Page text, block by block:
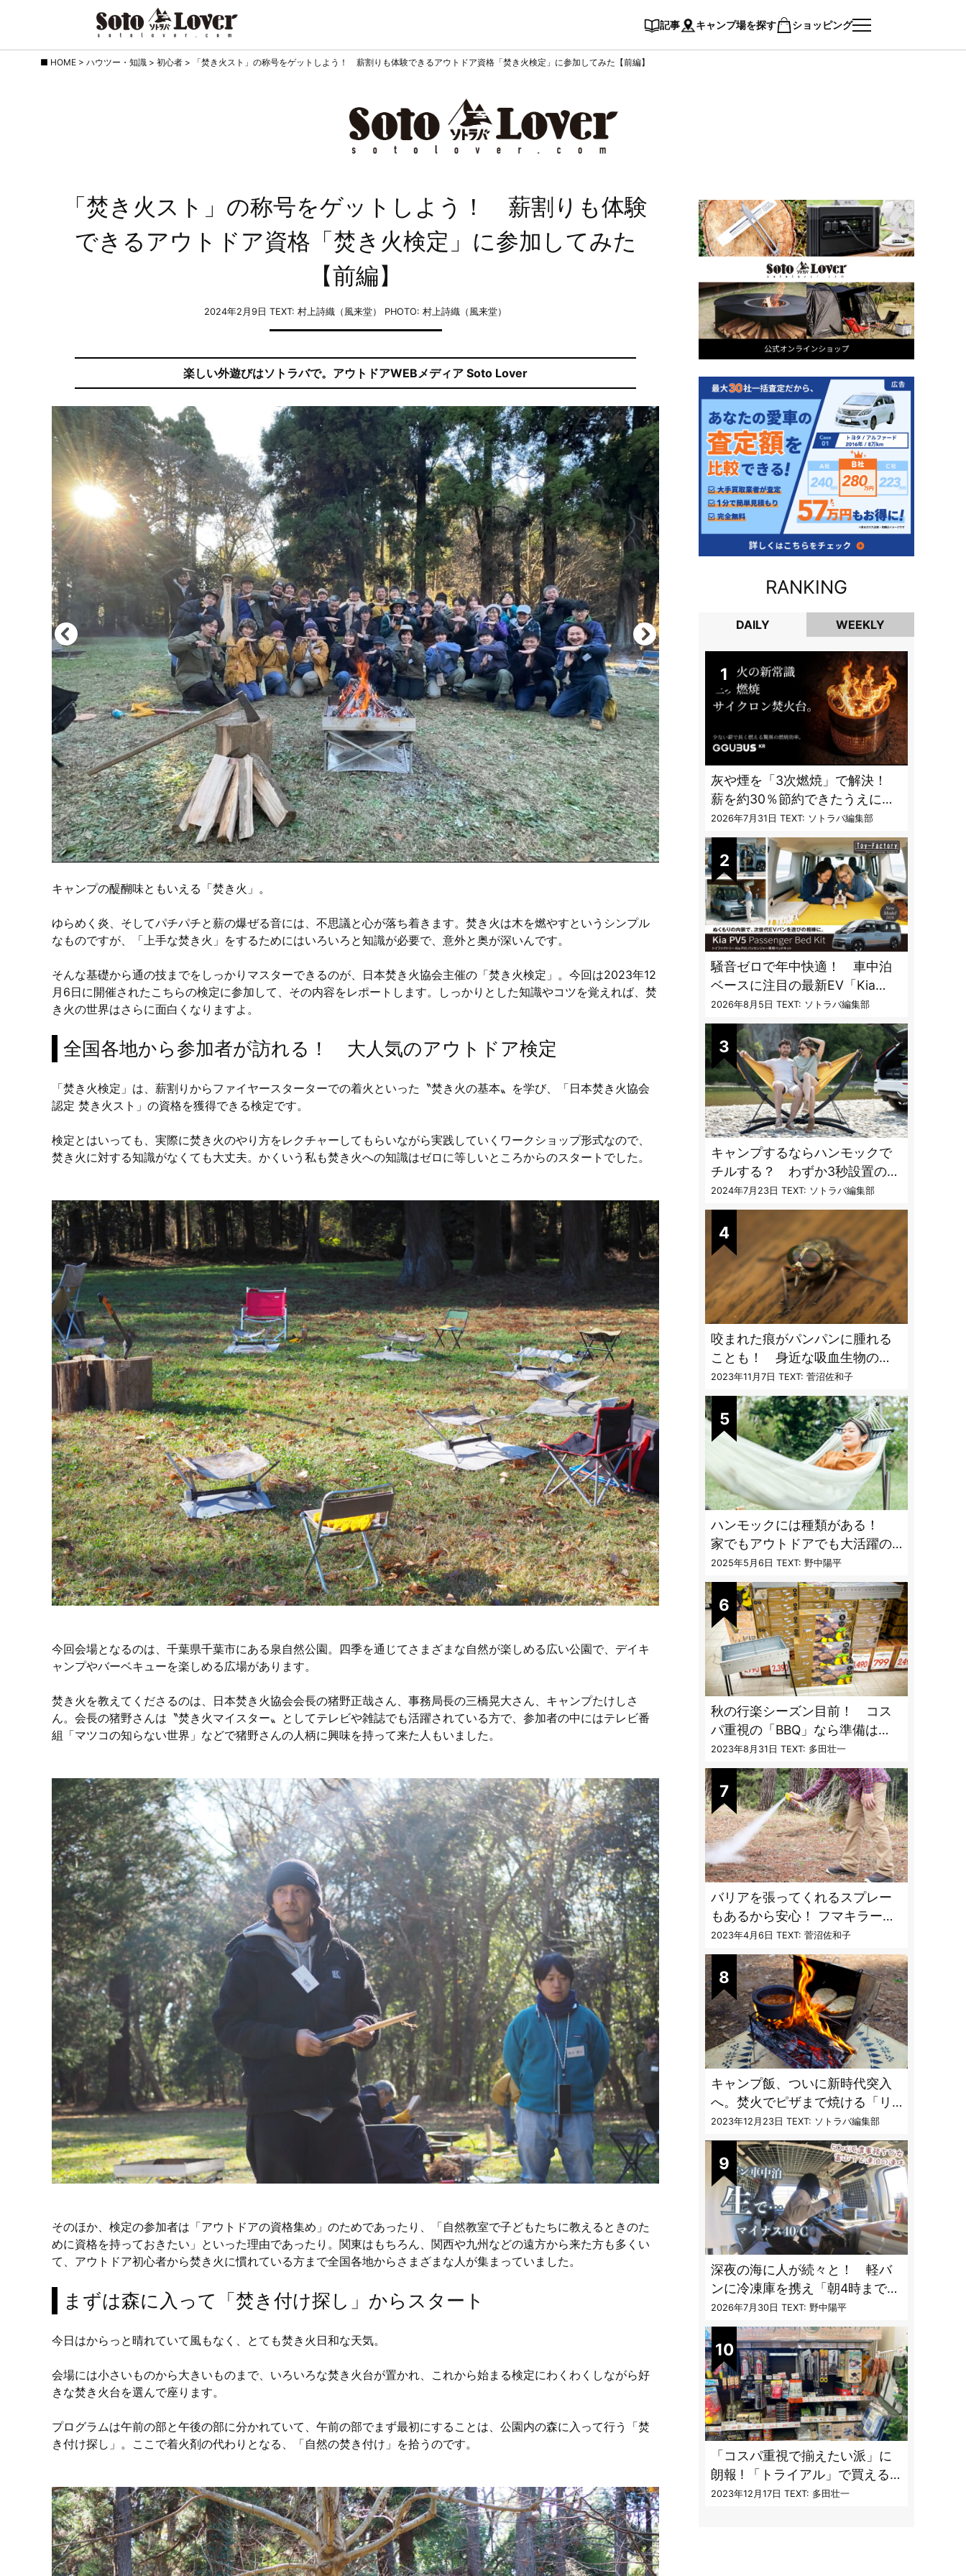
記事 キャンプ場を探す ショッピング
HOME > ハウツー・知識 > 初心者 > 「焚き火スト」の称号をゲットしよう！ 薪割りも体験できるアウトドア資格「焚き火検定」に参加してみた【前編】
「焚き火スト」の称号をゲットしよう！ 薪割りも体験
できるアウトドア資格「焚き火検定」に参加してみた
【前編】
2024年2月9日 TEXT: 村上詩織（風来堂） PHOTO: 村上詩織（風来堂）
楽しい外遊びはソトラバで。アウトドアWEBメディア Soto Lover
キャンプの醍醐味ともいえる「焚き火」。
ゆらめく炎、そしてパチパチと薪の爆ぜる音には、不思議と心が落ち着きます。焚き火は木を燃やすというシンプル
なものですが、「上手な焚き火」をするためにはいろいろと知識が必要で、意外と奥が深いんです。
そんな基礎から通の技までをしっかりマスターできるのが、日本焚き火協会主催の「焚き火検定」。今回は2023年12
月6日に開催されたこちらの検定に参加して、その内容をレポートします。しっかりとした知識やコツを覚えれば、焚
き火の世界はさらに面白くなりますよ。
全国各地から参加者が訪れる！ 大人気のアウトドア検定
「焚き火検定」は、薪割りからファイヤースターターでの着火といった〝焚き火の基本〟を学び、「日本焚き火協会
認定 焚き火スト」の資格を獲得できる検定です。
検定とはいっても、実際に焚き火のやり方をレクチャーしてもらいながら実践していくワークショップ形式なので、
焚き火に対する知識がなくても大丈夫。かくいう私も焚き火への知識はゼロに等しいところからのスタートでした。
今回会場となるのは、千葉県千葉市にある泉自然公園。四季を通じてさまざまな自然が楽しめる広い公園で、デイキ
ャンプやバーベキューを楽しめる広場があります。
焚き火を教えてくださるのは、日本焚き火協会会長の猪野正哉さん、事務局長の三橋晃大さん、キャンプたけしさ
ん。会長の猪野さんは〝焚き火マイスター〟としてテレビや雑誌でも活躍されている方で、参加者の中にはテレビ番
組「マツコの知らない世界」などで猪野さんの人柄に興味を持って来た人もいました。
そのほか、検定の参加者は「アウトドアの資格集め」のためであったり、「自然教室で子どもたちに教えるときのた
めに資格を持っておきたい」といった理由であったり。関東はもちろん、関西や九州などの遠方から来た方も多くい
て、アウトドア初心者から焚き火に慣れている方まで全国各地からさまざまな人が集まっていました。
まずは森に入って「焚き付け探し」からスタート
今日はからっと晴れていて風もなく、とても焚き火日和な天気。
会場には小さいものから大きいものまで、いろいろな焚き火台が置かれ、これから始まる検定にわくわくしながら好
きな焚き火台を選んで座ります。
プログラムは午前の部と午後の部に分かれていて、午前の部でまず最初にすることは、公園内の森に入って行う「焚
き付け探し」。ここで着火剤の代わりとなる、「自然の焚き付け」を拾うのです。
RANKING
DAILY WEEKLY
DAILY
灰や煙を「3次燃焼」で解決！
薪を約30％節約できたうえに炎
も美しくなった焚火台
2026年7月31日 TEXT: ソトラバ編集部
騒音ゼロで年中快適！ 車中泊
ベースに注目の最新EV「Kia
PV5」専用ベッドキット登場
2026年8月5日 TEXT: ソトラバ編集部
キャンプするならハンモックで
チルする？ わずか3秒設置の本
格派ハンモックスタンドが機能
的過ぎる
2024年7月23日 TEXT: ソトラバ編集部
咬まれた痕がパンパンに腫れる
ことも！ 身近な吸血生物の
〝生態と対策〟【vol.04 ア
ブ・ブユ・ヌカカ】
2023年11月7日 TEXT: 菅沼佐和子
ハンモックには種類がある！
家でもアウトドアでも大活躍の
ハンモックの特徴と選び方のコ
ツとは
2025年5月6日 TEXT: 野中陽平
秋の行楽シーズン目前！ コス
パ重視の「BBQ」なら準備は
「トライアル」一択だった
2023年8月31日 TEXT: 多田壮一
バリアを張ってくれるスプレー
もあるから安心！ フマキラーに
聞く「最強の虫撃退グッズ
vol.4」【キャンプサイトで使う
虫よけ】
2023年4月6日 TEXT: 菅沼佐和子
キャンプ飯、ついに新時代突入
へ。焚火でピザまで焼ける「リ
フレクターオーブン」がスゴす
ぎる
2023年12月23日 TEXT: ソトラバ編集部
深夜の海に人が続々と！ 軽バ
ンに冷凍庫を携え「朝4時までホ
タルイカ掬い」の奮闘記
2026年7月30日 TEXT: 野中陽平
「コスパ重視で揃えたい派」に
朗報 ! 「トライアル」で買える
キャンプ道具7品
2023年12月17日 TEXT: 多田壮一